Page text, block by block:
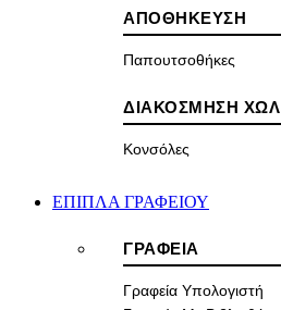
ΑΠΟΘΗΚΕΥΣΗ
Παπουτσοθήκες
ΔΙΑΚΟΣΜΗΣΗ ΧΩΛ
Κονσόλες
ΕΠΙΠΛΑ ΓΡΑΦΕΙΟΥ
ΓΡΑΦΕΙΑ
Γραφεία Υπολογιστή